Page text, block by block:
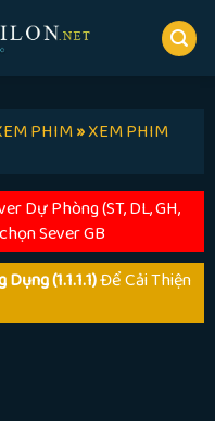
PHIM»XEM PHIM
Dự Phòng (ST, DL, GH,
Sever GB
(1.1.1.1)Để Cải Thiện